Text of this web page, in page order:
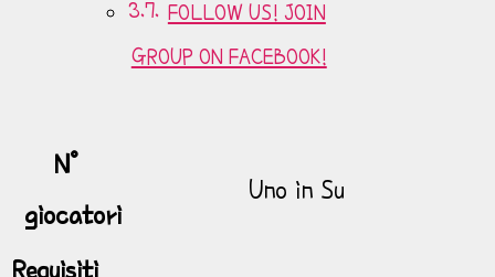
FOLLOW US! JOIN
GROUP ON FACEBOOK!
N°
giocatori
Uno in Su
Requisiti